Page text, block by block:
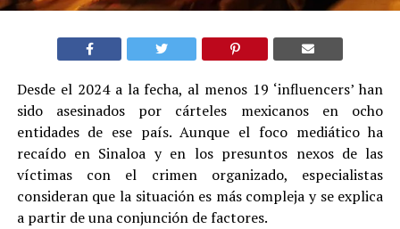
Desde el 2024 a la fecha, al menos 19 ‘influencers’ han
sido asesinados por cárteles mexicanos en ocho
entidades de ese país. Aunque el foco mediático ha
recaído en Sinaloa y en los presuntos nexos de las
víctimas con el crimen organizado, especialistas
consideran que la situación es más compleja y se explica
a partir de una conjunción de factores.